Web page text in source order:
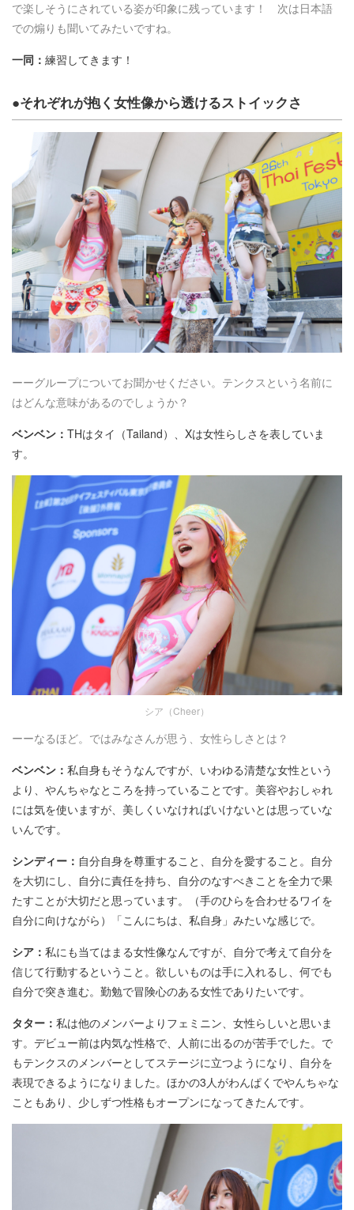
で楽しそうにされている姿が印象に残っています！ 次は日本語
での煽りも聞いてみたいですね。
一同： 練習してきます！
●それぞれが抱く女性像から透けるストイックさ
ーーグループについてお聞かせください。テンクスという名前に
はどんな意味があるのでしょうか？
ベンベン： THはタイ（Tailand）、Xは女性らしさを表していま
す。
シア（Cheer）
ーーなるほど。ではみなさんが思う、女性らしさとは？
ベンベン： 私自身もそうなんですが、いわゆる清楚な女性という
より、やんちゃなところを持っていることです。美容やおしゃれ
には気を使いますが、美しくいなければいけないとは思っていな
いんです。
シンディー： 自分自身を尊重すること、自分を愛すること。自分
を大切にし、自分に責任を持ち、自分のなすべきことを全力で果
たすことが大切だと思っています。（手のひらを合わせるワイを
自分に向けながら）「こんにちは、私自身」みたいな感じで。
シア： 私にも当てはまる女性像なんですが、自分で考えて自分を
信じて行動するということ。欲しいものは手に入れるし、何でも
自分で突き進む。勤勉で冒険心のある女性でありたいです。
タター： 私は他のメンバーよりフェミニン、女性らしいと思いま
す。デビュー前は内気な性格で、人前に出るのが苦手でした。で
もテンクスのメンバーとしてステージに立つようになり、自分を
表現できるようになりました。ほかの3人がわんぱくでやんちゃな
こともあり、少しずつ性格もオープンになってきたんです。